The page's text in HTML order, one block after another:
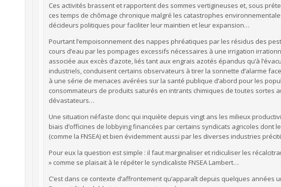
Ces activités brassent et rapportent des sommes vertigineuses et, sous
ces temps de chômage chronique malgré les catastrophes
décideurs politiques pour faciliter leur maintien et leur expansion…
Pourtant l’empoisonnement des nappes phréatiques par les résidus des
cours d’eau par les pompages excessifs nécessaires à une irrigation
associée aux excès d’azote, liés tant aux engrais azotés épandus qu’à
industriels, conduisent certains observateurs à tirer la sonnette d’alarme
à une série de menaces avérées sur la santé publique d’abord pour les
consommateurs de produits saturés en intrants chimiques de toutes sortes
dévastateurs…
Une situation néfaste donc qui inquiète depuis vingt ans les milieux
biais d’officines de lobbying financées par certains syndicats agricoles dont
(comme la FNSEA) et bien évidemment aussi par les diverses industries
Pour eux la question est simple : il faut marginaliser et ridiculiser les
» comme se plaisait à le répéter le syndicaliste FNSEA Lambert…
C’est dans ce contexte d’affrontement qu’apparaît depuis quelques années